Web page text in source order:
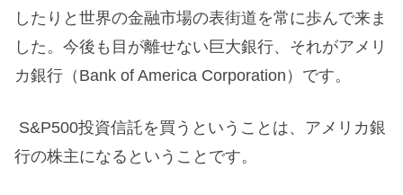
したりと世界の金融市場の表街道を常に歩んで来ま
した。今後も目が離せない巨大銀行、それがアメリ
カ銀行（Bank of America Corporation）です。
S&P500投資信託を買うということは、アメリカ銀
行の株主になるということです。